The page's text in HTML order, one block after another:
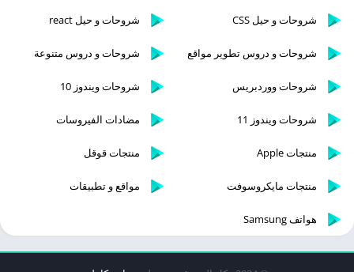
شروحات و حيل CSS شروحات و حيل react
شروحات و دروس تطوير مواقع شروحات و دروس متنوعة
شروحات ووردبريس شروحات ويندوز 10
شروحات ويندوز 11 مضادات الفيروسات
منتجات Apple منتجات قوقل
منتجات مايكروسوفت مواقع و تطبيقات
هواتف Samsung